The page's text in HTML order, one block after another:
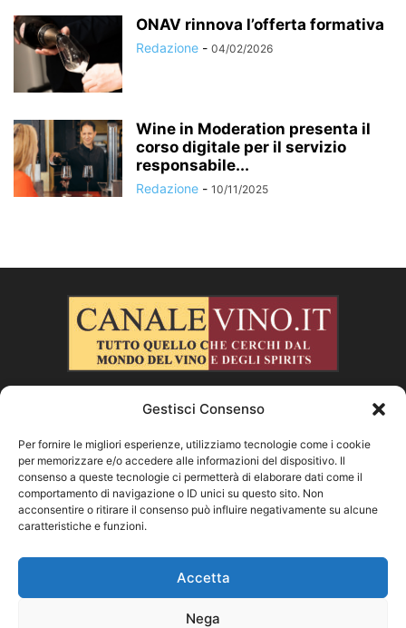
ONAV rinnova l’offerta formativa
Redazione - 04/02/2026
Wine in Moderation presenta il
corso digitale per il servizio
responsabile...
Redazione - 10/11/2025
CHI SIAMO
SEGUICI
Facebook
Vimeo
Gestisci Consenso
Per fornire le migliori esperienze, utilizziamo tecnologie come i cookie
per memorizzare e/o accedere alle informazioni del dispositivo. Il
consenso a queste tecnologie ci permetterà di elaborare dati come il
comportamento di navigazione o ID unici su questo sito. Non
acconsentire o ritirare il consenso può influire negativamente su alcune
caratteristiche e funzioni.
Accetta
Nega